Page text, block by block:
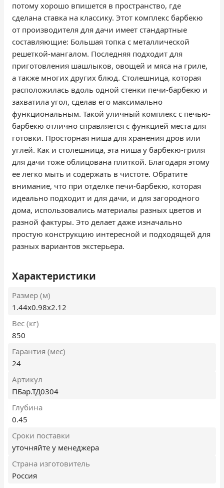
потому хорошо впишется в пространство, где
сделана ставка на классику. Этот комплекс барбекю
от производителя для дачи имеет стандартные
составляющие: Большая топка с металлической
решеткой-мангалом. Последняя подходит для
приготовления шашлыков, овощей и мяса на гриле,
а также многих других блюд. Столешница, которая
расположилась вдоль одной стенки печи-барбекю и
захватила угол, сделав его максимально
функциональным. Такой уличный комплекс с печью-
барбекю отлично справляется с функцией места для
готовки. Просторная ниша для хранения дров или
углей. Как и столешница, эта ниша у барбекю-гриля
для дачи тоже облицована плиткой. Благодаря этому
ее легко мыть и содержать в чистоте. Обратите
внимание, что при отделке печи-барбекю, которая
идеально подходит и для дачи, и для загородного
дома, использовались материалы разных цветов и
разной фактуры. Это делает даже изначально
простую конструкцию интересной и подходящей для
разных вариантов экстерьера.
Характеристики
Размер (м)
1.44х0.98х2.12
Вес (кг)
850
Гарантия (мес)
24
Артикул
ПБар.ТД0304
Глубина
0.45
Сроки поставки
уточняйте у менеджера
Страна изготовитель
Россия